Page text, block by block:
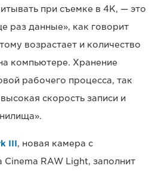
при съемке в 4K, — это
раз данные», как говорит
возрастает и количество
компьютере. Хранение
рабочего процесса, так
скорость записи и
III, новая камера с
RAW Light, заполнит